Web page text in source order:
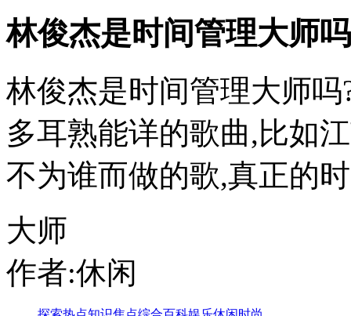
林俊杰是时间管理大师
林俊杰是时间管理大师
多耳熟能详的歌曲,比如
不为谁而做的歌,真正的
大师
作者:休闲